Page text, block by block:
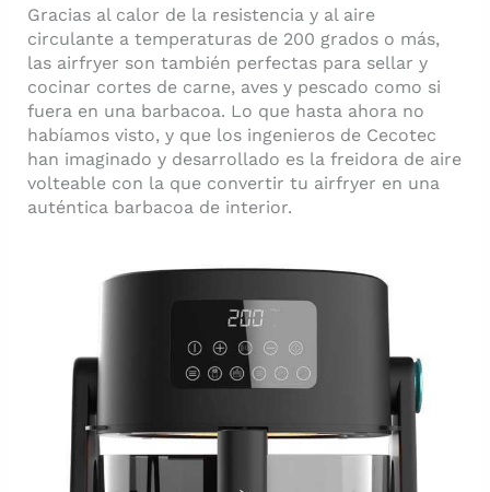
Gracias al calor de la resistencia y al aire
circulante a temperaturas de 200 grados o más,
las airfryer son también perfectas para sellar y
cocinar cortes de carne, aves y pescado como si
fuera en una barbacoa. Lo que hasta ahora no
habíamos visto, y que los ingenieros de Cecotec
han imaginado y desarrollado es la freidora de aire
volteable con la que convertir tu airfryer en una
auténtica barbacoa de interior.